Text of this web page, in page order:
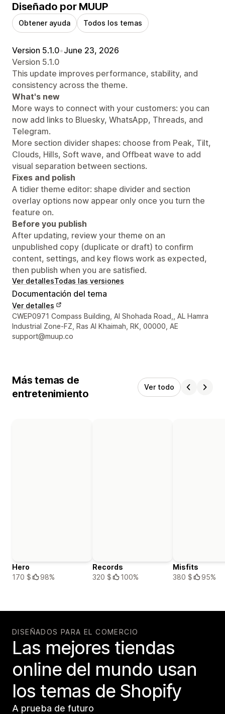
Diseñado por MUUP
Obtener ayuda Todos los temas
Version 5.1.0•June 23, 2026
Version 5.1.0
This update improves performance, stability, and
consistency across the theme.
What's new
More ways to connect with your customers: you can
now add links to Bluesky, WhatsApp, Threads, and
Telegram.
More section divider shapes: choose from Peak, Tilt,
Clouds, Hills, Soft wave, and Offbeat wave to add
visual separation between sections.
Fixes and polish
A tidier theme editor: shape divider and section
overlay options now appear only once you turn the
feature on.
Before you publish
After updating, review your theme on an
unpublished copy (duplicate or draft) to confirm
content, settings, and key flows work as expected,
then publish when you are satisfied.
Ver detallesTodas las versiones
Documentación del tema
Ver detalles
Detalles de contacto del diseñador
CWEP0971 Compass Building, Al Shohada Road,, AL Hamra
Industrial Zone-FZ, Ras Al Khaimah, RK, 00000, AE
support@muup.co
Más temas de
entretenimiento
Ver todo
Hero
170 $
98%
Records
320 $
100%
Misfits
380 $
95%
DISEÑADOS PARA EL COMERCIO
Las mejores tiendas
online del mundo usan
los temas de Shopify
A prueba de futuro